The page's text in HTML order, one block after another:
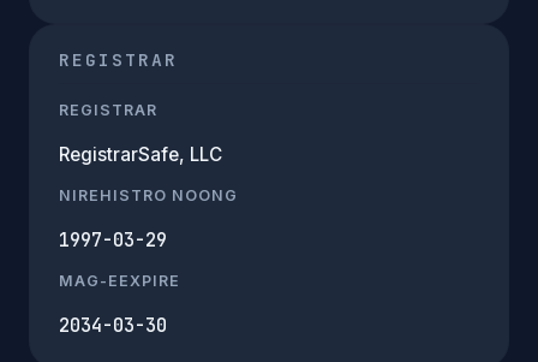
REGISTRAR
REGISTRAR
RegistrarSafe, LLC
NIREHISTRO NOONG
1997-03-29
MAG-EEXPIRE
2034-03-30